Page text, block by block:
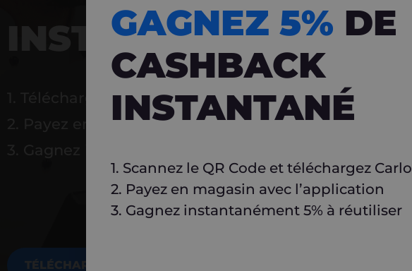
INSTANTANÉ
1. Téléchargez Carlo
2. Payez en magasin avec l’application
TÉLÉCHARGEZ MAINTENANT
GAGNEZ 5% DE
CASHBACK
INSTANTANÉ
1. Scannez le QR Code et téléchargez Carlo
2. Payez en magasin avec l’application
3. Gagnez instantanément 5% à réutiliser